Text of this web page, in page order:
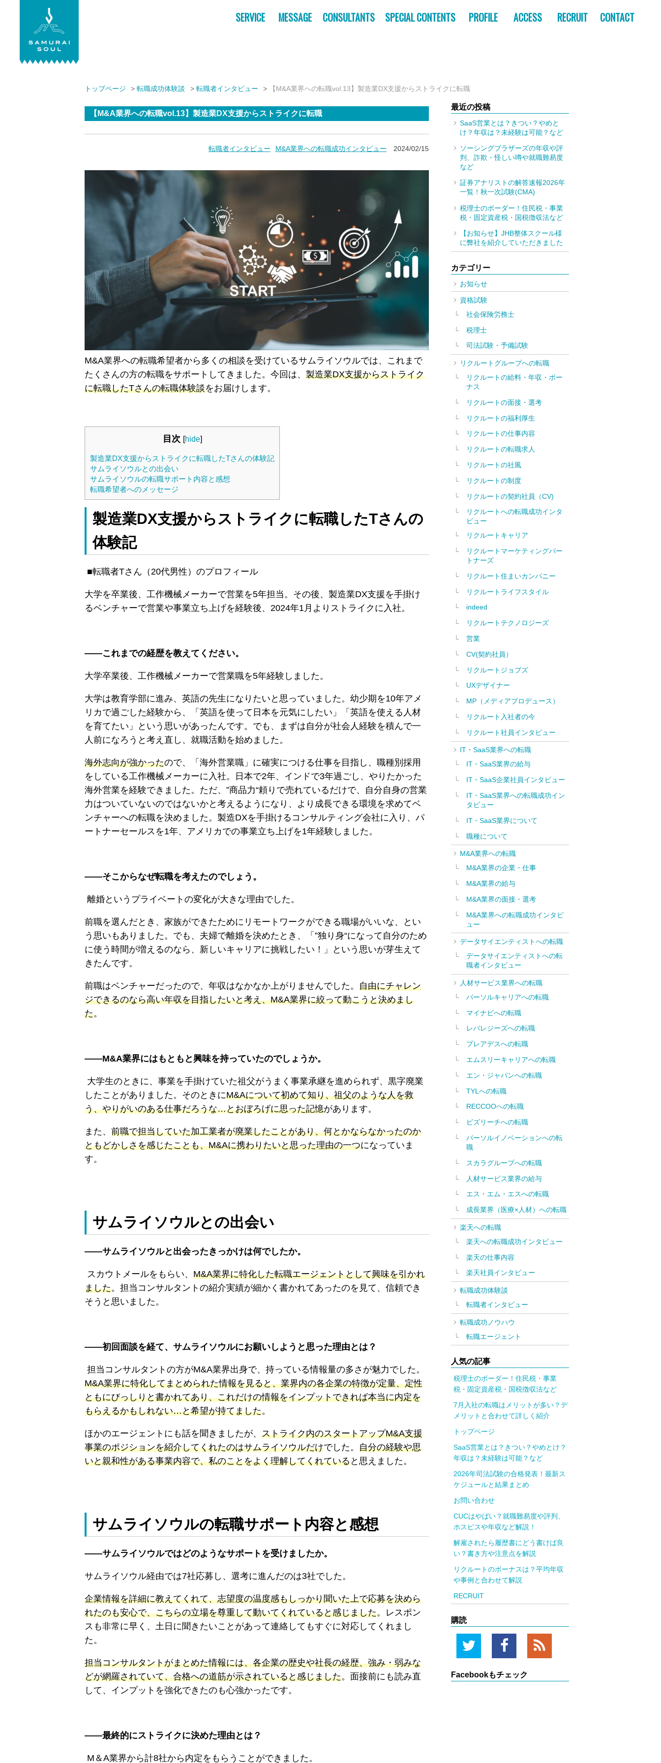
SERVICE MESSAGE CONSULTANTS SPECIAL CONTENTS PROFILE ACCESS RECRUIT CONTACT
トップページ 転職成功体験談 転職者インタビュー 【M&A業界への転職vol.13】製造業DX支援からストライクに転職
【M&A業界への転職vol.13】製造業DX支援からストライクに転職
転職者インタビュー M&A業界への転職成功インタビュー 2024/02/15
M&A業界への転職希望者から多くの相談を受けているサムライソウルでは、これまで
たくさんの方の転職をサポートしてきました。今回は、 製造業DX支援からストライク
に転職したTさんの転職体験談をお届けします。
目次 [hide]
製造業DX支援からストライクに転職したTさんの体験記
サムライソウルとの出会い
サムライソウルの転職サポート内容と感想
転職希望者へのメッセージ
製造業DX支援からストライクに転職したTさんの
体験記
■転職者Tさん（20代男性）のプロフィール
大学を卒業後、工作機械メーカーで営業を5年担当。その後、製造業DX支援を手掛け
るベンチャーで営業や事業立ち上げを経験後、2024年1月よりストライクに入社。
――これまでの経歴を教えてください。
大学卒業後、工作機械メーカーで営業職を5年経験しました。
大学は教育学部に進み、英語の先生になりたいと思っていました。幼少期を10年アメ
リカで過ごした経験から、「英語を使って日本を元気にしたい」「英語を使える人材
を育てたい」という思いがあったんです。でも、まずは自分が社会人経験を積んで一
人前になろうと考え直し、就職活動を始めました。
海外志向が強かったので、「海外営業職」に確実につける仕事を目指し、職種別採用
をしている工作機械メーカーに入社。日本で2年、インドで3年過ごし、やりたかった
海外営業を経験できました。ただ、”商品力“頼りで売れているだけで、自分自身の営業
力はついていないのではないかと考えるようになり、より成長できる環境を求めてベ
ンチャーへの転職を決めました。製造DXを手掛けるコンサルティング会社に入り、パ
ートナーセールスを1年、アメリカでの事業立ち上げを1年経験しました。
――そこからなぜ転職を考えたのでしょう。
離婚というプライベートの変化が大きな理由でした。
前職を選んだとき、家族ができたためにリモートワークができる職場がいいな、とい
う思いもありました。でも、夫婦で離婚を決めたとき、「”独り身“になって自分のため
に使う時間が増えるのなら、新しいキャリアに挑戦したい！」という思いが芽生えて
きたんです。
前職はベンチャーだったので、年収はなかなか上がりませんでした。 自由にチャレン
ジできるのなら高い年収を目指したいと考え、M&A業界に絞って動こうと決めまし
た。
――M&A業界にはもともと興味を持っていたのでしょうか。
大学生のときに、事業を手掛けていた祖父がうまく事業承継を進められず、黒字廃業
したことがありました。そのときにM&Aについて初めて知り、祖父のような人を救
う、やりがいのある仕事だろうな…とおぼろげに思った記憶があります。
また、 前職で担当していた加工業者が廃業したことがあり、何とかならなかったのか
ともどかしさを感じたことも、M&Aに携わりたいと思った理由の一つになっていま
す。
サムライソウルとの出会い
――サムライソウルと出会ったきっかけは何でしたか。
スカウトメールをもらい、 M&A業界に特化した転職エージェントとして興味を引かれ
ました。担当コンサルタントの紹介実績が細かく書かれてあったのを見て、信頼でき
そうと思いました。
――初回面談を経て、サムライソウルにお願いしようと思った理由とは？
担当コンサルタントの方がM&A業界出身で、持っている情報量の多さが魅力でした。
M&A業界に特化してまとめられた情報を見ると、業界内の各企業の特徴が定量、定性
ともにびっしりと書かれてあり、これだけの情報をインプットできれば本当に内定を
もらえるかもしれない…と希望が持てました。
ほかのエージェントにも話を聞きましたが、 ストライク内のスタートアップM&A支援
事業のポジションを紹介してくれたのはサムライソウルだけでした。 自分の経験や思
いと親和性がある事業内容で、私のことをよく理解してくれていると思えました。
サムライソウルの転職サポート内容と感想
――サムライソウルではどのようなサポートを受けましたか。
サムライソウル経由では7社応募し、選考に進んだのは3社でした。
企業情報を詳細に教えてくれて、志望度の温度感もしっかり聞いた上で応募を決めら
れたのも安心で、こちらの立場を尊重して動いてくれていると感じました。レスポン
スも非常に早く、土日に聞きたいことがあって連絡してもすぐに対応してくれまし
た。
担当コンサルタントがまとめた情報には、各企業の歴史や社長の経歴、強み・弱みな
どが網羅されていて、合格への道筋が示されていると感じました。面接前にも読み直
して、インプットを強化できたのも心強かったです。
――最終的にストライクに決めた理由とは？
M＆A業界から計8社から内定をもらうことができました。
最近の投稿
SaaS営業とは？きつい？やめと
け？年収は？未経験は可能？など
ソーシングブラザーズの年収や評
判、詐欺・怪しい噂や就職難易度
など
証券アナリストの解答速報2026年
一覧！秋一次試験(CMA)
税理士のボーダー！住民税・事業
税・固定資産税・国税徴収法など
【お知らせ】JHB整体スクール様
に弊社を紹介していただきました
カテゴリー
お知らせ
資格試験
社会保険労務士
税理士
司法試験・予備試験
リクルートグループへの転職
リクルートの給料・年収・ボー
ナス
リクルートの面接・選考
リクルートの福利厚生
リクルートの仕事内容
リクルートの転職求人
リクルートの社風
リクルートの制度
リクルートの契約社員（CV)
リクルートへの転職成功インタ
ビュー
リクルートキャリア
リクルートマーケティングパー
トナーズ
リクルート住まいカンパニー
リクルートライフスタイル
indeed
リクルートテクノロジーズ
営業
CV(契約社員）
リクルートジョブズ
UXデザイナー
MP（メディアプロデュース）
リクルート入社者の今
リクルート社員インタビュー
IT・SaaS業界への転職
IT・SaaS業界の給与
IT・SaaS企業社員インタビュー
IT・SaaS業界への転職成功イン
タビュー
IT・SaaS業界について
職種について
M&A業界への転職
M&A業界の企業・仕事
M&A業界の給与
M&A業界の面接・選考
M&A業界への転職成功インタビ
ュー
データサイエンティストへの転職
データサイエンティストへの転
職者インタビュー
人材サービス業界への転職
パーソルキャリアへの転職
マイナビへの転職
レバレジーズへの転職
プレアデスへの転職
エムスリーキャリアへの転職
エン・ジャパンへの転職
TYLへの転職
RECCOOへの転職
ビズリーチへの転職
パーソルイノベーションへの転
職
スカラグループへの転職
人材サービス業界の給与
エス・エム・エスへの転職
成長業界（医療×人材）への転職
楽天への転職
楽天への転職成功インタビュー
楽天の仕事内容
楽天社員インタビュー
転職成功体験談
転職者インタビュー
転職成功ノウハウ
転職エージェント
人気の記事
税理士のボーダー！住民税・事業
税・固定資産税・国税徴収法など
7月入社の転職はメリットが多い？デ
メリットと合わせて詳しく紹介
トップページ
SaaS営業とは？きつい？やめとけ？
年収は？未経験は可能？など
2026年司法試験の合格発表！最新ス
ケジュールと結果まとめ
お問い合わせ
CUCはやばい？就職難易度や評判、
ホスピスや年収など解説！
解雇されたら履歴書にどう書けば良
い？書き方や注意点を解説
リクルートのボーナスは？平均年収
や事例と合わせて解説
RECRUIT
購読
Facebookもチェック